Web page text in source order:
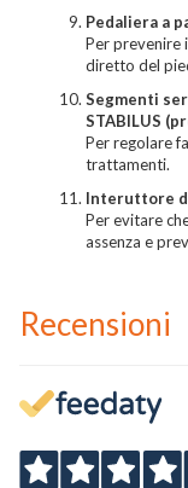
Pedaliera a
Per prevenire
diretto del
Segmenti
STABILUS
Per regolare
trattamenti.
Interuttore
Per evitare
assenza e
Recensioni